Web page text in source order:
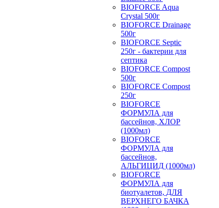
BIOFORCE Aqua
Crystal 500г
BIOFORCE Drainage
500г
BIOFORCE Septic
250г - бактерии для
септика
BIOFORCE Compost
500г
BIOFORCE Compost
250г
BIOFORCE
ФОРМУЛА для
бассейнов, ХЛОР
(1000мл)
BIOFORCE
ФОРМУЛА для
бассейнов,
АЛЬГИЦИД (1000мл)
BIOFORCE
ФОРМУЛА для
биотуалетов, ДЛЯ
ВЕРХНЕГО БАЧКА